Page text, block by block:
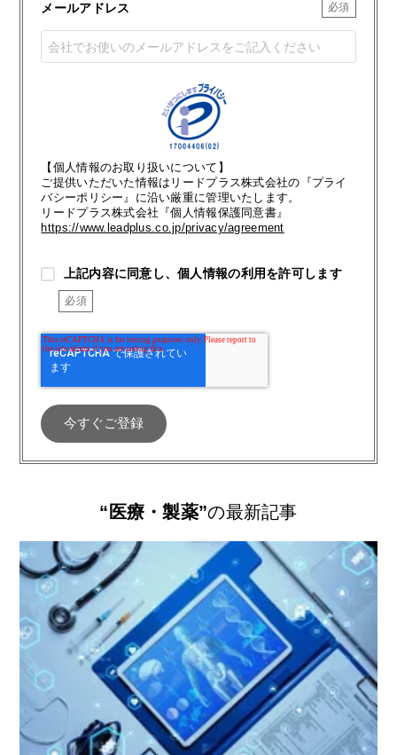
メールアドレス
【個人情報のお取り扱いについて】
ご提供いただいた情報はリードプラス株式会社の『プライ
バシーポリシー』に沿い厳重に管理いたします。
リードプラス株式会社『個人情報保護同意書』
https://www.leadplus.co.jp/privacy/agreement
上記内容に同意し、個人情報の利用を許可します
“医療・製薬”の最新記事